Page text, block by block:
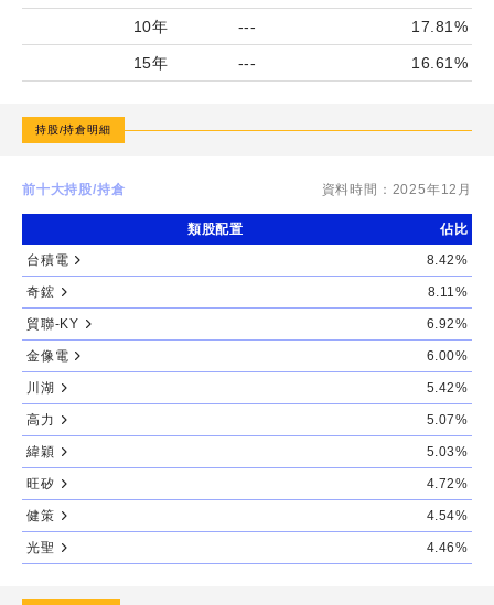
10年 --- 17.81%
15年 --- 16.61%
持股/持倉明細
前十大持股/持倉 資料時間： 2025年12月
類股配置
佔比
台積電
8.42%
奇鋐 8.11%
貿聯-KY 6.92%
金像電 6.00%
川湖 5.42%
高力 5.07%
緯穎 5.03%
旺矽 4.72%
健策 4.54%
光聖 4.46%